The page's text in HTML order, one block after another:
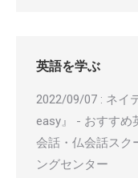
英語を学ぶ
2022/09/07 : ネイ
easy』 - おすすめ
会話・仏会話スク
ングセンター